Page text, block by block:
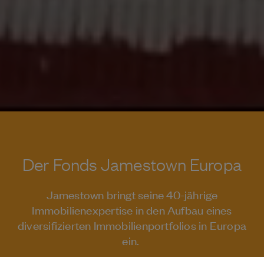
Der Fonds Jamestown Europa
Jamestown bringt seine 40-jährige
Immobilienexpertise in den Aufbau eines
diversifizierten Immobilienportfolios in Europa
ein.